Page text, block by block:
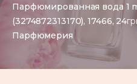
Парфюмированная вода 1
(3274872313170), 17466, 24
Парфюмерия